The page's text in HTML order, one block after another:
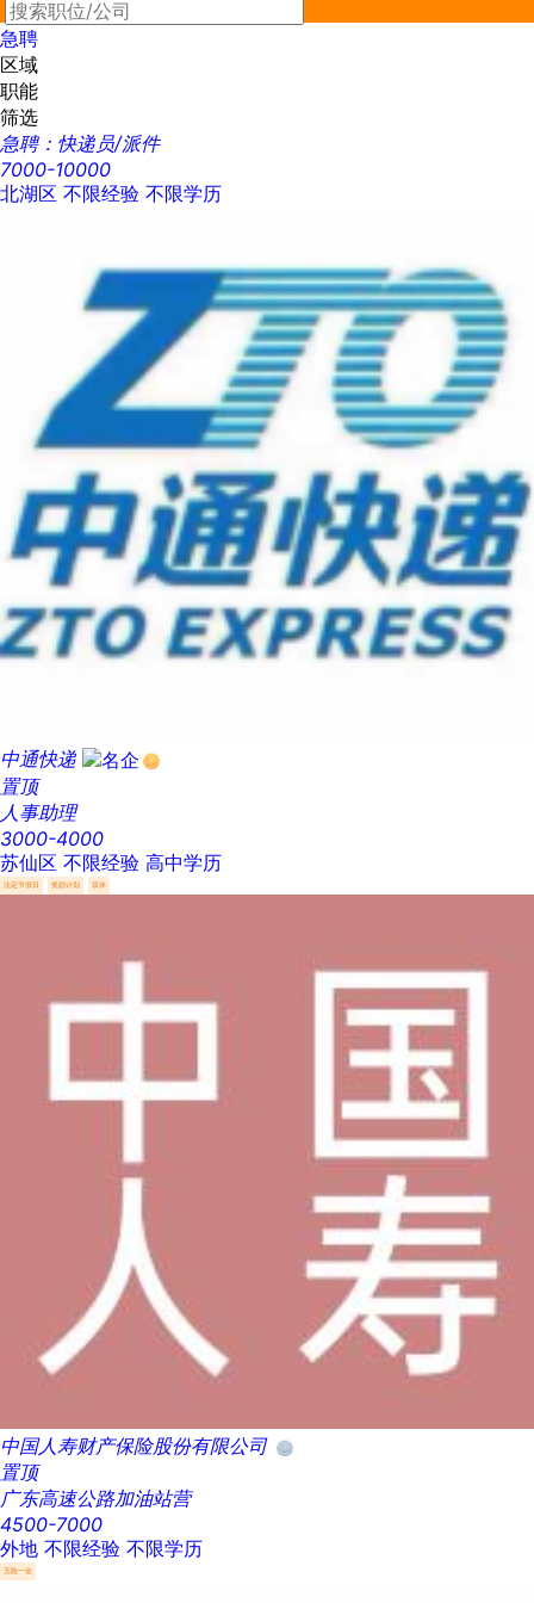
最新
急聘
区域
职能
筛选
急聘：快递员/派件
7000-10000
北湖区 不限经验 不限学历
中通快递
置顶
人事助理
3000-4000
苏仙区 不限经验 高中学历
法定节假日 奖励计划 双休
中国人寿财产保险股份有限公司
置顶
广东高速公路加油站营
4500-7000
外地 不限经验 不限学历
五险一金